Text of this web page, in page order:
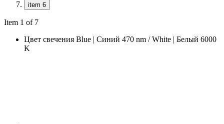
item 6
Item 1 of 7
Цвет свечения Blue | Синий 470 nm / White | Белый 6000
K